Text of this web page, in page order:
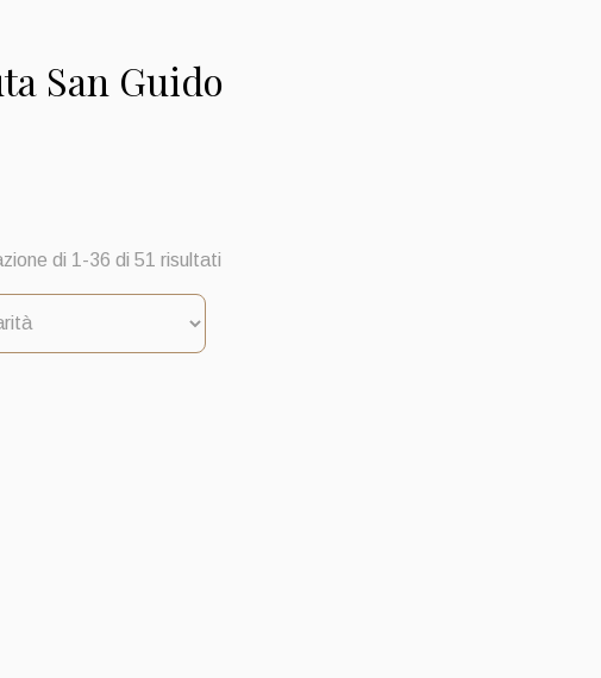
San Guido
di 1-36 di 51 risultatiPopolarità